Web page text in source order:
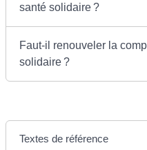
santé solidaire ?
Faut-il renouveler la
solidaire ?
Textes de référence